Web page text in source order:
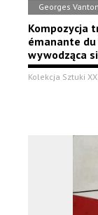
Georges
Kompozycja
émanante
wywodząca
Kolekcja Sztuki